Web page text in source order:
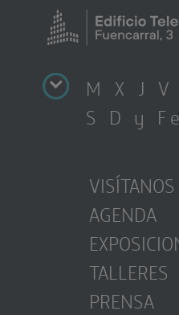
M X J V
S D y
VISÍTANOS
AGENDA
TALLERES
PRENSA